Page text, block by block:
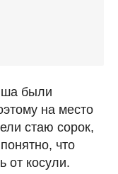
были
на место
стаю сорок,
что
от косули.